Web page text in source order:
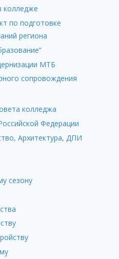
колледже
по подготовке
региона
МТБ
сопровождения
колледжа
Федерации
Архитектура, ДПИ
сезону